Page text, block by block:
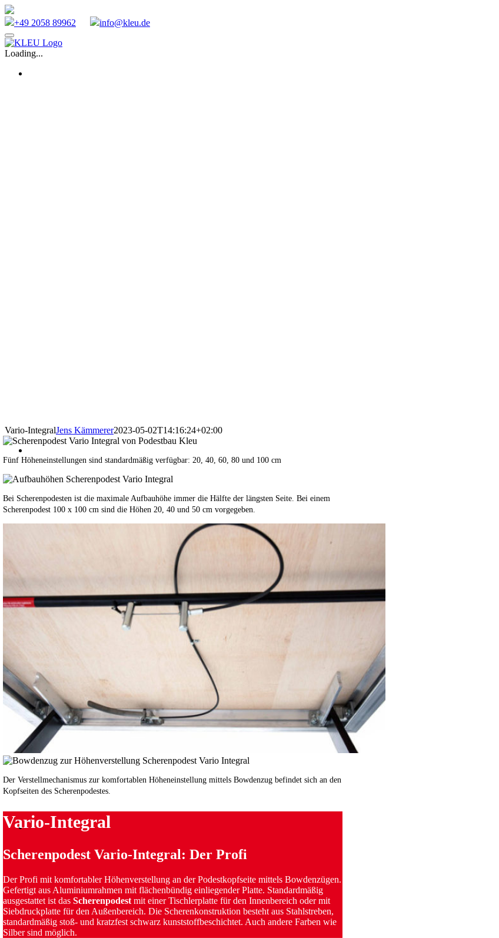
+49 2058 89962
info@kleu.de
Zum
Inhalt
Loading...
Vario-IntegralJens Kämmerer2023-05-02T14:16:24+02:00
Fünf Höheneinstellungen sind standardmäßig verfügbar: 20, 40, 60, 80 und 100 cm
Bei Scherenpodesten ist die maximale Aufbauhöhe immer die Hälfte der längsten Seite. Bei einem
Scherenpodest 100 x 100 cm sind die Höhen 20, 40 und 50 cm vorgegeben.
Der Verstellmechanismus zur komfortablen Höheneinstellung mittels Bowdenzug befindet sich an den
Kopfseiten des Scherenpodestes.
Vario-Integral
Scheren­podest Vario-Integral: Der Profi
Der Profi mit komfortabler Höhenverstellung an der Podestkopfseite mittels Bowdenzügen.
Gefertigt aus Aluminiumrahmen mit flächenbündig einliegender Platte. Standardmäßig
ausgestattet ist dasScherenpodest mit einer Tischlerplatte für den Innenbereich oder mit
Siebdruckplatte für den Außenbereich. Die Scherenkonstruktion besteht aus Stahlstreben,
standardmäßig stoß- und kratzfest schwarz kunststoffbeschichtet. Auch andere Farben wie
Silber sind möglich.